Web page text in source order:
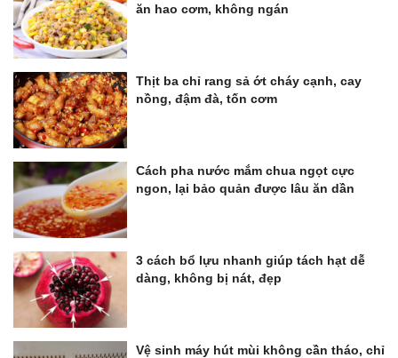
ăn hao cơm, không ngán
Thịt ba chỉ rang sả ớt cháy cạnh, cay
nồng, đậm đà, tốn cơm
Cách pha nước mắm chua ngọt cực
ngon, lại bảo quản được lâu ăn dần
3 cách bổ lựu nhanh giúp tách hạt dễ
dàng, không bị nát, đẹp
Vệ sinh máy hút mùi không cần tháo, chỉ